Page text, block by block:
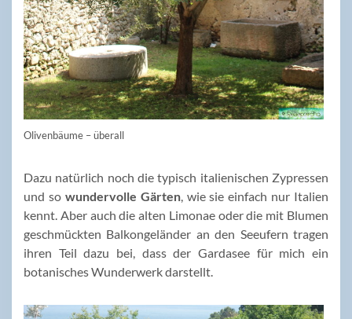
Olivenbäume – überall
Dazu natürlich noch die typisch italienischen Zypressen
und so wundervolle Gärten, wie sie einfach nur Italien
kennt. Aber auch die alten Limonae oder die mit Blumen
geschmückten Balkongeländer an den Seeufern tragen
ihren Teil dazu bei, dass der Gardasee für mich ein
botanisches Wunderwerk darstellt.